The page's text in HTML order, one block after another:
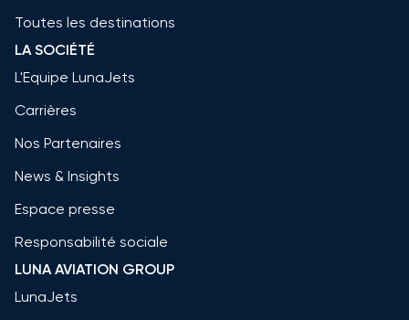
Toutes les destinations
LA SOCIÉTÉ
L'Equipe LunaJets
Carrières
Nos Partenaires
News & Insights
Espace presse
Responsabilité sociale
LUNA AVIATION GROUP
LunaJets